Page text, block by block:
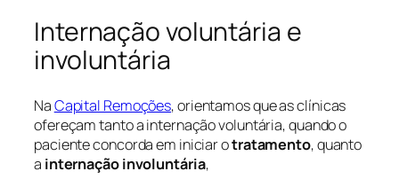
Internação voluntária e
involuntária
NaCapital Remoções, orientamos que as clínicas
ofereçam tanto a internação voluntária, quando o
paciente concorda em iniciar otratamento, quanto
a internação involuntária,